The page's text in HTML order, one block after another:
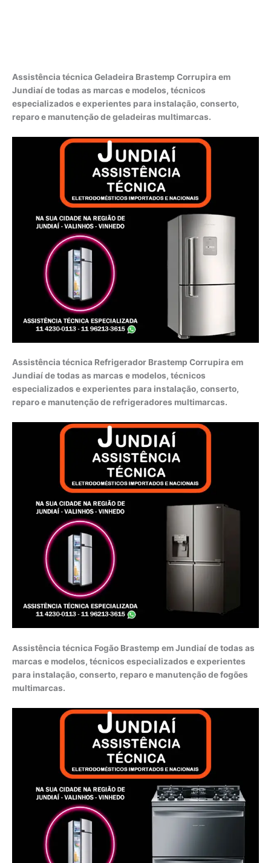
Assistência técnica Geladeira Brastemp Corrupira em
Jundiaí de todas as marcas e modelos, técnicos
especializados e experientes para instalação, conserto,
reparo e manutenção de geladeiras multimarcas.
Assistência técnica Refrigerador Brastemp Corrupira em
Jundiaí de todas as marcas e modelos, técnicos
especializados e experientes para instalação, conserto,
reparo e manutenção de refrigeradores multimarcas.
Assistência técnica Fogão Brastemp em Jundiaí de todas as
marcas e modelos, técnicos especializados e experientes
para instalação, conserto, reparo e manutenção de fogões
multimarcas.